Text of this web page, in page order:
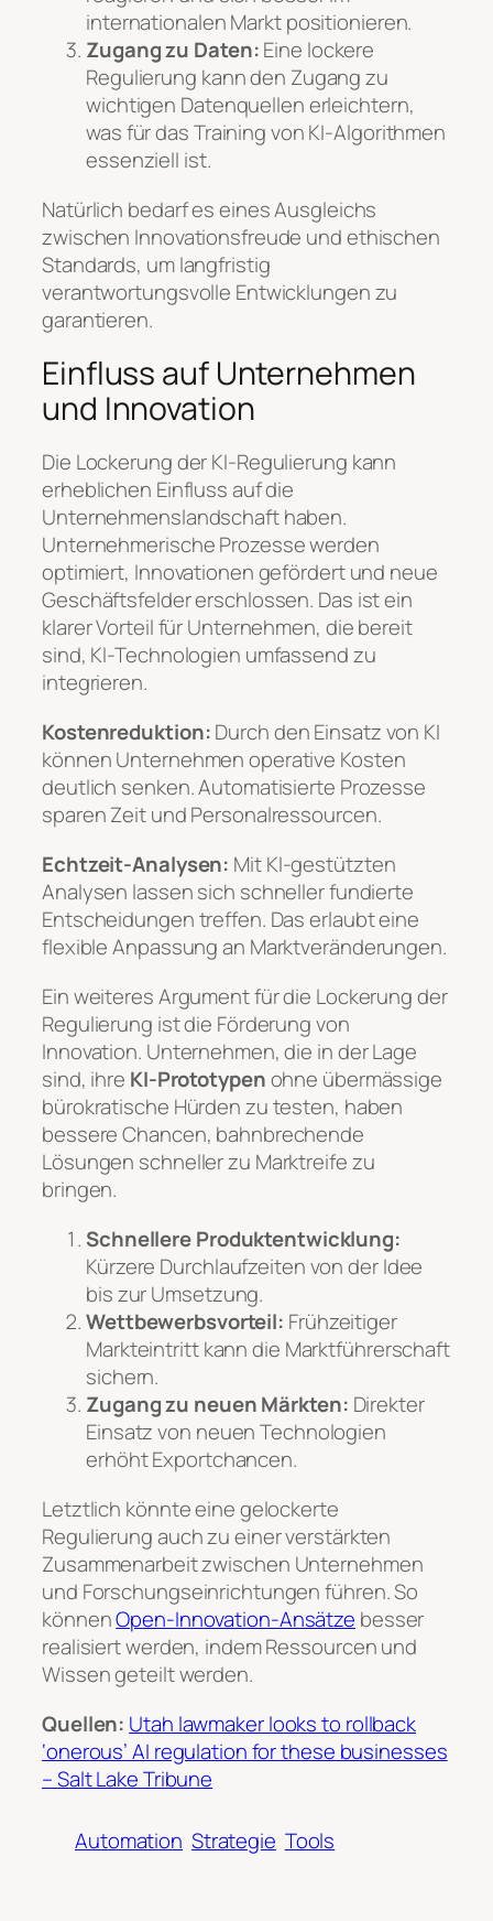
internationalen Markt positionieren.
Zugang zu Daten:Eine lockere
Regulierung kann den Zugang zu
wichtigen Datenquellen erleichtern,
was für das Training von KI-Algorithmen
essenziell ist.
Natürlich bedarf es eines Ausgleichs
zwischen Innovationsfreude und ethischen
Standards, um langfristig
verantwortungsvolle Entwicklungen zu
garantieren.
Einfluss auf Unternehmen
und Innovation
Die Lockerung der KI-Regulierung kann
erheblichen Einfluss auf die
Unternehmenslandschaft haben.
Unternehmerische Prozesse werden
optimiert, Innovationen gefördert und neue
Geschäftsfelder erschlossen. Das ist ein
klarer Vorteil für Unternehmen, die bereit
sind, KI-Technologien umfassend zu
integrieren.
Kostenreduktion:Durch den Einsatz von KI
können Unternehmen operative Kosten
deutlich senken. Automatisierte Prozesse
sparen Zeit und Personalressourcen.
Echtzeit-Analysen: Mit KI-gestützten
Analysen lassen sich schneller fundierte
Entscheidungen treffen. Das erlaubt eine
flexible Anpassung an Marktveränderungen.
Ein weiteres Argument für die Lockerung der
Regulierung ist die Förderung von
Innovation. Unternehmen, die in der Lage
sind, ihre KI-Prototypenohne übermässige
bürokratische Hürden zu testen, haben
bessere Chancen, bahnbrechende
Lösungen schneller zu Marktreife zu
bringen.
Schnellere Produktentwicklung:
Kürzere Durchlaufzeiten von der Idee
bis zur Umsetzung.
Wettbewerbsvorteil: Frühzeitiger
Markteintritt kann die Marktführerschaft
sichern.
Zugang zu neuen Märkten: Direkter
Einsatz von neuen Technologien
erhöht Exportchancen.
Letztlich könnte eine gelockerte
Regulierung auch zu einer verstärkten
Zusammenarbeit zwischen Unternehmen
und Forschungseinrichtungen führen. So
könnenOpen-Innovation-Ansätze besser
realisiert werden, indem Ressourcen und
Wissen geteilt werden.
Quellen: Utah lawmaker looks to rollback
‘onerous’ AI regulation for these businesses
– Salt Lake Tribune
Automation Strategie Tools